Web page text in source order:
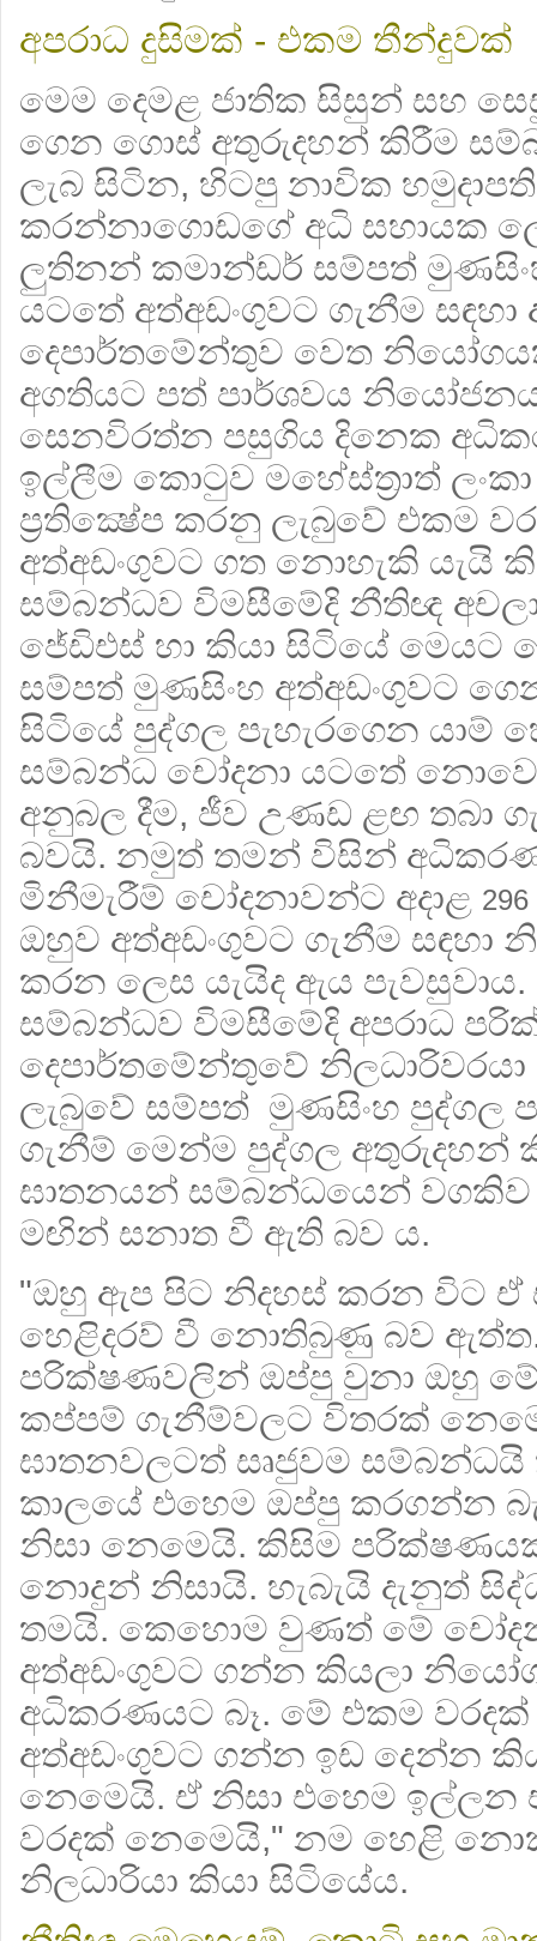
අපරාධ දුසිමක් - එකම තීන්දුවක්
මෙම දෙමළ ජාතික සිසුන් සහ
ගෙන ගොස් අතුරුදහන් කිරීම
ලැබ සිටින, හිටපු නාවික
කරන්නාගොඩගේ අධි සහායක
ලුතිනන් කමාන්ඩර් සම්පත්
යටතේ අත්අඩංගුවට ගැනීම
දෙපාර්තමේන්තුව වෙත
අගතියට පත් පාර්ශවය
සෙනවිරත්න පසුගිය දිනෙක
ඉල්ලීම කොටුව මහේස්ත්‍රාත්
ප්‍රතික්‍ෂේප කරනු ලැබුවේ එකම
අත්අඩංගුවට ගත නොහැකි යැයි
සම්බන්ධව විමසීමේදි නීතිඥ
ජේඩිඑස් හා කියා සිටියේ මෙයට
සම්පත් මුණසිංහ අත්අඩංගුවට
සිටියේ පුද්ගල පැහැරගෙන යාම්
සම්බන්ධ චෝදනා යටතේ නොවෙ,
අනුබල දීම, ජීව උණඩ ළඟ තබා
බවයි. නමුත් තමන් විසින්
මිනීමැරීම් චෝදනාවන්ට අදාළ 296
ඔහුව අත්අඩංගුවට ගැනීම
කරන ලෙස යැයිද ඇය
සම්බන්ධව විමසීමේදි අපරාධ
දෙපාර්තමේන්තුවේ
ලැබුවේ සම්පත් මුණසිංහ පුද්ගල
ගැනීම් මෙන්ම පුද්ගල අතුරුදහන්
ඝාතනයන් සම්බන්ධයෙන්
මඟින් සනාත වී ඇති බව ය.
"ඔහු ඇප පිට නිදහස් කරන විට
හෙළිදරව් වී නොතිබුණු බව
පරික්ෂණවලින් ඔප්පු වුනා ඔහු මේ
කප්පම් ගැනීම්වලට විතරක්
ඝාතනවලටත් සෘජුවම සම්බන්ධයි
කාලයේ එහෙම ඔප්පු කරගන්න
නිසා නෙමෙයි. කිසිම
නොදුන් නිසායි. හැබැයි දැනුත්
තමයි. කෙහොම වුණත් මේ
අත්අඩංගුවට ගන්න කියලා
අධිකරණයට බෑ. මේ එකම
අත්අඩංගුවට ගන්න ඉඩ දෙන්න
නෙමෙයි. ඒ නිසා එහෙම
වරදක් නෙමෙයි," නම හෙළි
නිලධාරියා කියා සිටියේය.